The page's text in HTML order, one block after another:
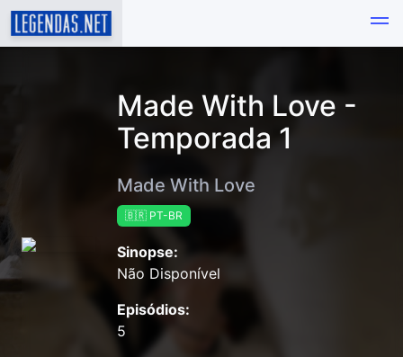
Made With Love -
Temporada 1
Made With Love
🇧🇷 PT-BR
Sinopse:
Não Disponível
Episódios:
5